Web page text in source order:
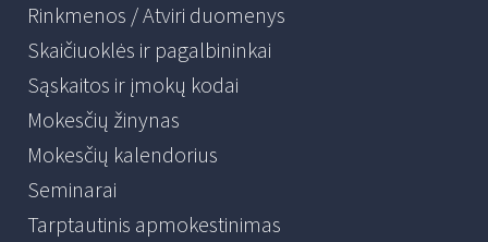
Rinkmenos / Atviri duomenys
Skaičiuoklės ir pagalbininkai
Sąskaitos ir įmokų kodai
Mokesčių žinynas
Mokesčių kalendorius
Seminarai
Tarptautinis apmokestinimas